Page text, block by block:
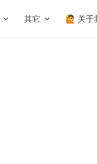
其它 🙋 关于